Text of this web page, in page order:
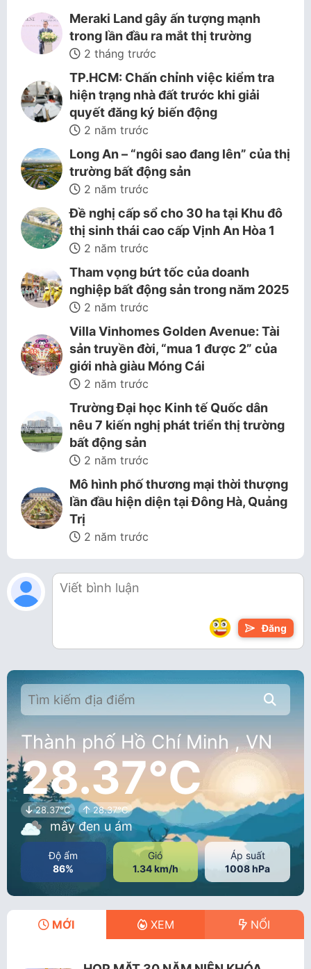
Meraki Land gây ấn tượng mạnh
trong lần đầu ra mắt thị trường
2 tháng trước
TP.HCM: Chấn chỉnh việc kiểm tra
hiện trạng nhà đất trước khi giải
quyết đăng ký biến động
2 năm trước
Long An – “ngôi sao đang lên” của thị
trường bất động sản
2 năm trước
Đề nghị cấp sổ cho 30 ha tại Khu đô
thị sinh thái cao cấp Vịnh An Hòa 1
2 năm trước
Tham vọng bứt tốc của doanh
nghiệp bất động sản trong năm 2025
2 năm trước
Villa Vinhomes Golden Avenue: Tài
sản truyền đời, “mua 1 được 2” của
giới nhà giàu Móng Cái
2 năm trước
Trường Đại học Kinh tế Quốc dân
nêu 7 kiến nghị phát triển thị trường
bất động sản
2 năm trước
Mô hình phố thương mại thời thượng
lần đầu hiện diện tại Đông Hà, Quảng
Trị
2 năm trước
Đăng
Thành phố Hồ Chí Minh , VN
28.37°C
28.37°C 28.37°C
mây đen u ám
Độ ẩm
86%
Gió
1.34 km/h
Áp suất
1008 hPa
MỚI XEM NỔI